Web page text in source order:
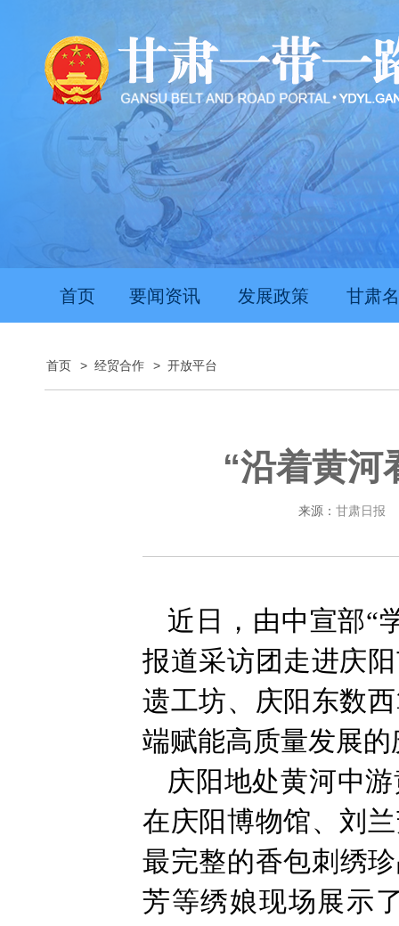
首页 要闻资讯 发展政策 甘肃
首页 > 经贸合作 > 开放平台
“沿着黄河
来源： 甘肃日报
近日，由中宣部“
报道采访团走进庆
遗工坊、庆阳东数
端赋能高质量发展
庆阳地处黄河中
在庆阳博物馆、刘
最完整的香包刺绣
芳等绣娘现场展示